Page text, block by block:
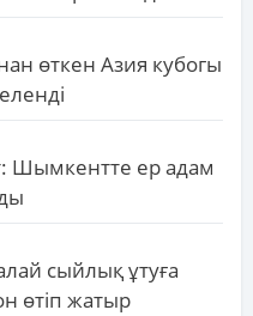
өткен Азия кубогы
Шымкентте ер адам
сыйлық ұтуға
өтіп жатыр